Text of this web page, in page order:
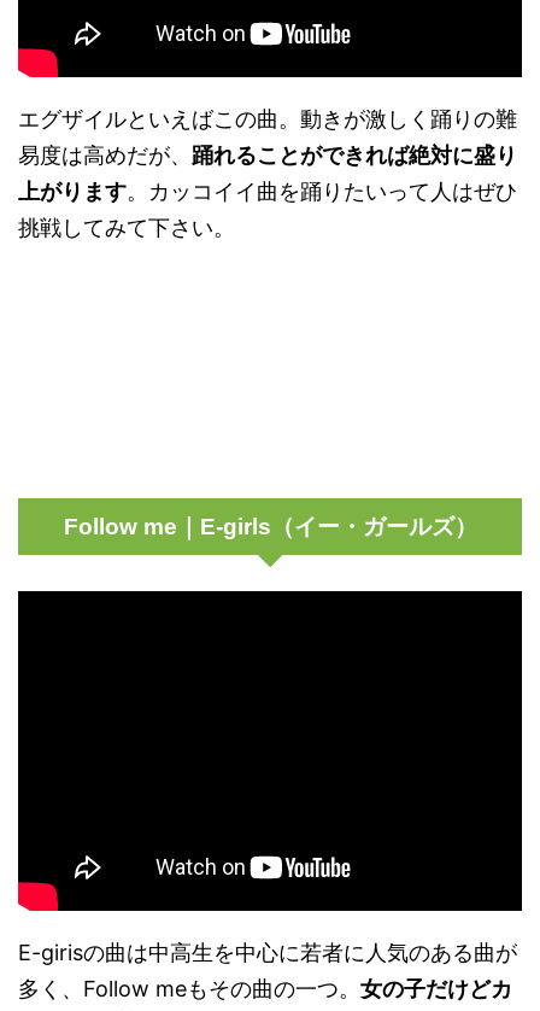
エグザイルといえばこの曲。動きが激しく踊りの難
易度は高めだが、 踊れることができれば絶対に盛り
上がります。カッコイイ曲を踊りたいって人はぜひ
挑戦してみて下さい。
Follow me｜E-girls（イー・ガールズ）
E-girisの曲は中高生を中心に若者に人気のある曲が
多く、Follow meもその曲の一つ。 女の子だけどカ